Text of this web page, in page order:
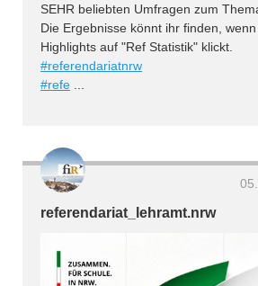
SEHR beliebten Umfragen zum
Die Ergebnisse könnt ihr finden,
Highlights auf "Ref Statistik" klickt.
#referendariatnrw
#refe
referendariat_lehramt.nrw